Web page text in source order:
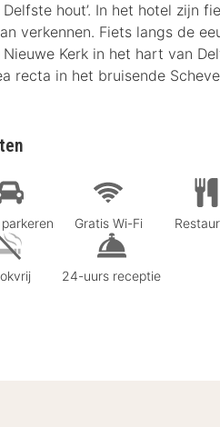
Delfste hout’. In het hotel zijn
verkennen. Fiets langs de
Kerk in het hart van
recta in het bruisende
Gratis Wi-Fi
24-uurs receptie